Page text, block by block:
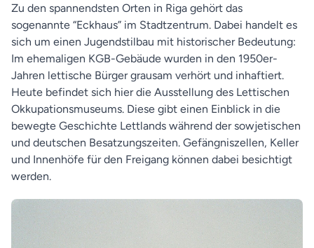
Zu den spannendsten Orten in Riga gehört das
sogenannte “Eckhaus” im Stadtzentrum. Dabei handelt es
sich um einen Jugendstilbau mit historischer Bedeutung:
Im ehemaligen KGB-Gebäude wurden in den 1950er-
Jahren lettische Bürger grausam verhört und inhaftiert.
Heute befindet sich hier die Ausstellung des Lettischen
Okkupationsmuseums. Diese gibt einen Einblick in die
bewegte Geschichte Lettlands während der sowjetischen
und deutschen Besatzungszeiten. Gefängniszellen, Keller
und Innenhöfe für den Freigang können dabei besichtigt
werden.